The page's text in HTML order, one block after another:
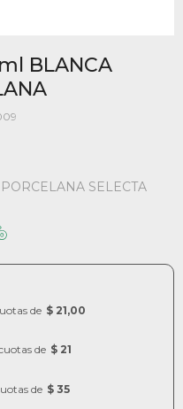
BLANCA
SELECTA
de $ 21,00
de $ 21
de $ 35